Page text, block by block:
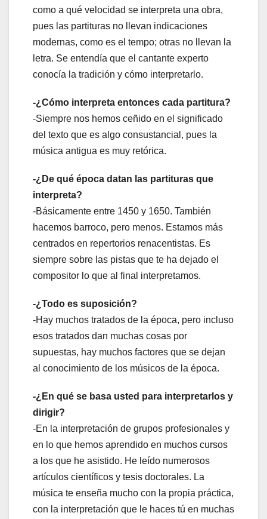
como a qué velocidad se interpreta una obra,
pues las partituras no llevan indicaciones
modernas, como es el tempo; otras no llevan la
letra. Se entendía que el cantante experto
conocía la tradición y cómo interpretarlo.
-¿Cómo interpreta entonces cada partitura?
-Siempre nos hemos ceñido en el significado
del texto que es algo consustancial, pues la
música antigua es muy retórica.
-¿De qué época datan las partituras que
interpreta?
-Básicamente entre 1450 y 1650. También
hacemos barroco, pero menos. Estamos más
centrados en repertorios renacentistas. Es
siempre sobre las pistas que te ha dejado el
compositor lo que al final interpretamos.
-¿Todo es suposición?
-Hay muchos tratados de la época, pero incluso
esos tratados dan muchas cosas por
supuestas, hay muchos factores que se dejan
al conocimiento de los músicos de la época.
-¿En qué se basa usted para interpretarlos y
dirigir?
-En la interpretación de grupos profesionales y
en lo que hemos aprendido en muchos cursos
a los que he asistido. He leído numerosos
artículos científicos y tesis doctorales. La
música te enseña mucho con la propia práctica,
con la interpretación que le haces tú en muchas